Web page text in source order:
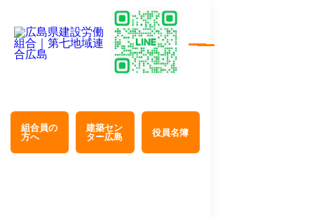
組合員の
方へ
建築セン
ター広島
役員名簿